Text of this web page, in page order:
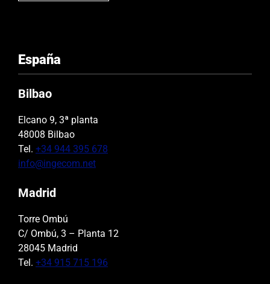
España
Bilbao
Elcano 9, 3ª planta
48008 Bilbao
Tel. +34 944 395 678
info@ingecom.net
Madrid
Torre Ombú
C/ Ombú, 3 – Planta 12
28045 Madrid
Tel. +34 915 715 196